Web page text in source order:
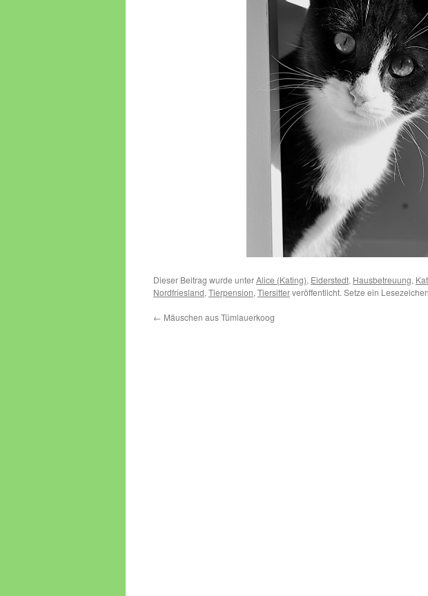
Dieser Beitrag wurde unterAlice (Kating), Eiderstedt, Hausbetreuung,
Nordfriesland, Tierpension, Tiersitterveröffentlicht. Setze ein
← Mäuschen aus Tümlauerkoog